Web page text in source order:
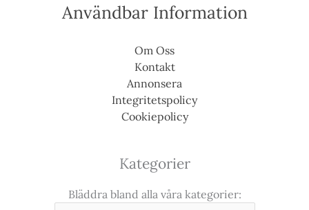
Användbar Information
Om Oss
Kontakt
Annonsera
Integritetspolicy
Cookiepolicy
Kategorier
Bläddra bland alla våra kategorier: